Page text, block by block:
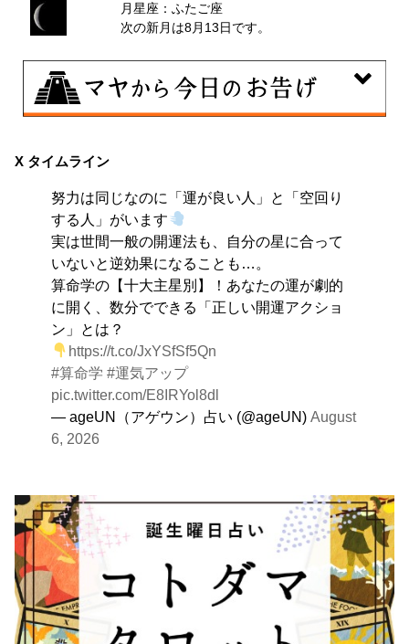
月星座：ふたご座
次の新月は8月13日です。
大きくエネルギーを放出する日。日々の活力をため込ん
X タイムライン
努力は同じなのに「運が良い人」と「空回り
する人」がいます
実は世間一般の開運法も、自分の星に合って
いないと逆効果になることも…。
算命学の【十大主星別】！あなたの運が劇的
に開く、数分でできる「正しい開運アクショ
ン」とは？
https://t.co/JxYSfSf5Qn
#算命学 #運気アップ
pic.twitter.com/E8IRYol8dl
— ageUN（アゲウン）占い (@ageUN)August
6, 2026